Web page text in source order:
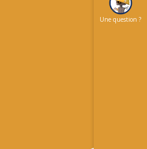
Une question ?